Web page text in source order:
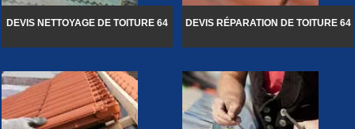
DEVIS NETTOYAGE DE TOITURE 64 DEVIS RÉPARATION DE TOITURE 64